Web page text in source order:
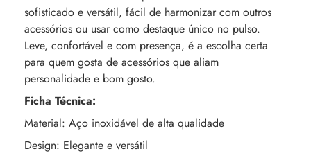
sofisticado e versátil, fácil de harmonizar com outros
acessórios ou usar como destaque único no pulso.
Leve, confortável e com presença, é a escolha certa
para quem gosta de acessórios que aliam
personalidade e bom gosto.
Ficha Técnica:
Material: Aço inoxidável de alta qualidade
Design: Elegante e versátil